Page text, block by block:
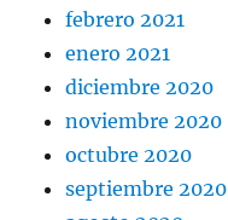
febrero 2021
enero 2021
diciembre 2020
noviembre 2020
octubre 2020
septiembre 2020